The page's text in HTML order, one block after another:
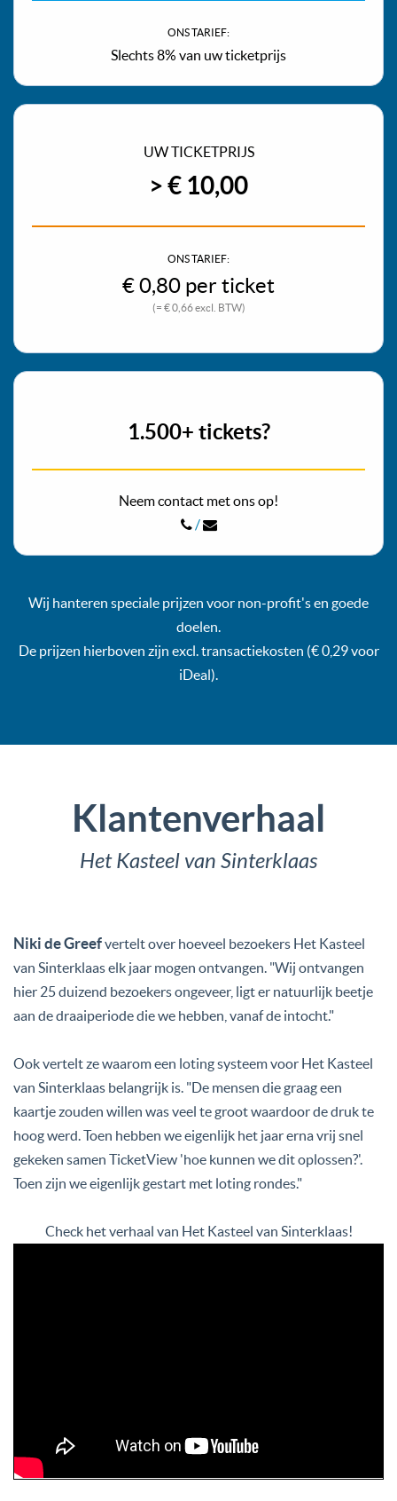
ONS TARIEF:
Slechts 8% van uw ticketprijs
UW TICKETPRIJS
> € 10,00
ONS TARIEF:
€ 0,80 per ticket
(= € 0,66 excl. BTW)
1.500+ tickets?
Neem contact met ons op!
/
Wij hanteren speciale prijzen voor non-profit's en goede
doelen.
De prijzen hierboven zijn excl. transactiekosten (€ 0,29 voor
iDeal).
Klantenverhaal
Het Kasteel van Sinterklaas
Niki de Greefvertelt over hoeveel bezoekers Het Kasteel
van Sinterklaas elk jaar mogen ontvangen. "Wij ontvangen
hier 25 duizend bezoekers ongeveer, ligt er natuurlijk beetje
aan de draaiperiode die we hebben, vanaf de intocht."
Ook vertelt ze waarom een loting systeem voor Het Kasteel
van Sinterklaas belangrijk is. "De mensen die graag een
kaartje zouden willen was veel te groot waardoor de druk te
hoog werd. Toen hebben we eigenlijk het jaar erna vrij snel
gekeken samen TicketView 'hoe kunnen we dit oplossen?'.
Toen zijn we eigenlijk gestart met loting rondes."
Check het verhaal van Het Kasteel van Sinterklaas!